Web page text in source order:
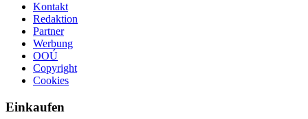
Kontakt
Redaktion
Partner
Werbung
OOÚ
Copyright
Cookies
Einkaufen